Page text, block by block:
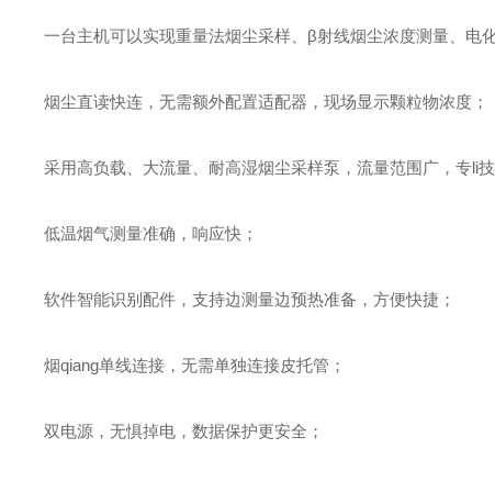
一台主机可以实现重量法烟尘采样、β射线烟尘浓度测量、电
烟尘直读快连，无需额外配置适配器，现场显示颗粒物浓度；
采用高负载、大流量、耐高湿烟尘采样泵，流量范围广，专li
低温烟气测量准确，响应快；
软件智能识别配件，支持边测量边预热准备，方便快捷；
烟qiang单线连接，无需单独连接皮托管；
双电源，无惧掉电，数据保护更安全；